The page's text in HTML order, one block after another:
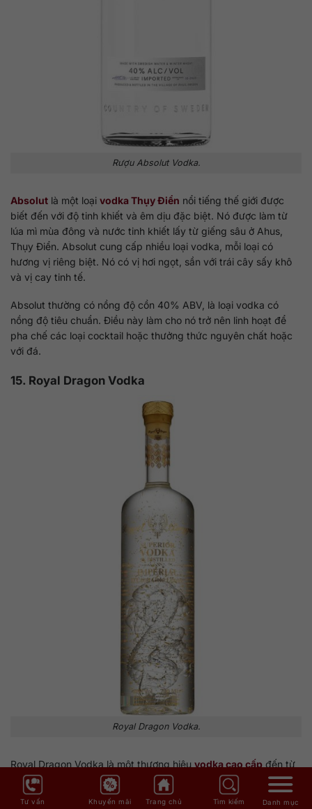
Rượu Absolut Vodka.
Absolut là một loại vodka Thụy Điển nổi tiếng thế giới được
biết đến với độ tinh khiết và êm dịu đặc biệt. Nó được làm từ
lúa mì mùa đông và nước tinh khiết lấy từ giếng sâu ở Ahus,
Thụy Điển. Absolut cung cấp nhiều loại vodka, mỗi loại có
hương vị riêng biệt. Nó có vị hơi ngọt, sần với trái cây sấy khô
và vị cay tinh tế.
Absolut thường có nồng độ cồn 40% ABV, là loại vodka có
nồng độ tiêu chuẩn. Điều này làm cho nó trở nên linh hoạt để
pha chế các loại cocktail hoặc thưởng thức nguyên chất hoặc
với đá.
15. Royal Dragon Vodka
Royal Dragon Vodka.
Royal Dragon Vodka là một thương hiệu vodka cao cấp đến từ
Litva, được công nhận trên toàn thế giới về chất lượng vượt
trội, bao bì sang trọng và hương vị độc đáo. Loại vodka này
Tư vấn Khuyến mãi Trang chủ Tìm kiếm Danh mục